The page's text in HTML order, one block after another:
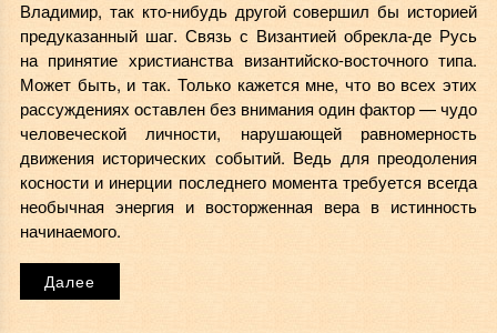
Владимир, так кто-нибудь другой совершил бы историей
предуказанный шаг. Связь с Византией обрекла-де Русь
на принятие христианства византийско-восточного типа.
Может быть, и так. Только кажется мне, что во всех этих
рассуждениях оставлен без внимания один фактор — чудо
человеческой личности, нарушающей равномерность
движения исторических событий. Ведь для преодоления
косности и инерции последнего момента требуется всегда
необычная энергия и восторженная вера в истинность
начинаемого.
Далее